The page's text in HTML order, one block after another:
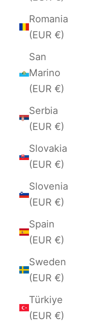
Romania
(EUR €)
San
Marino
(EUR €)
Serbia
(EUR €)
Slovakia
(EUR €)
Slovenia
(EUR €)
Spain
(EUR €)
Sweden
(EUR €)
Türkiye
(EUR €)